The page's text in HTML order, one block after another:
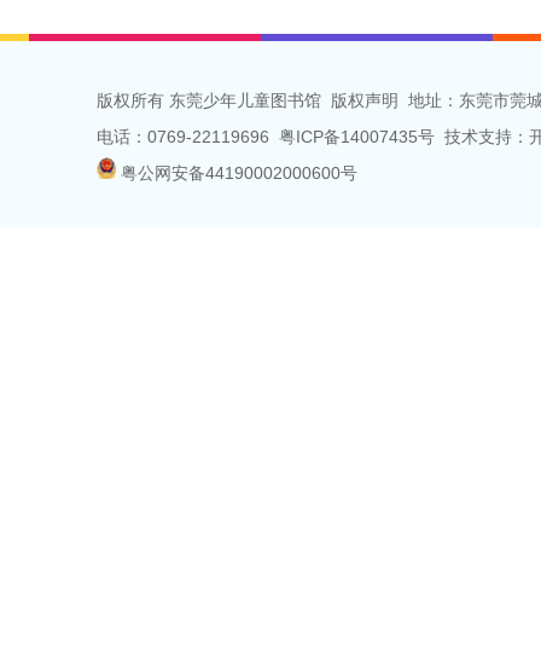
版权所有 东莞少年儿童图书馆 版权声明
地址：东莞市莞
电话：0769-22119696 粤ICP备14007435号 技术支持
粤公网安备44190002000600号